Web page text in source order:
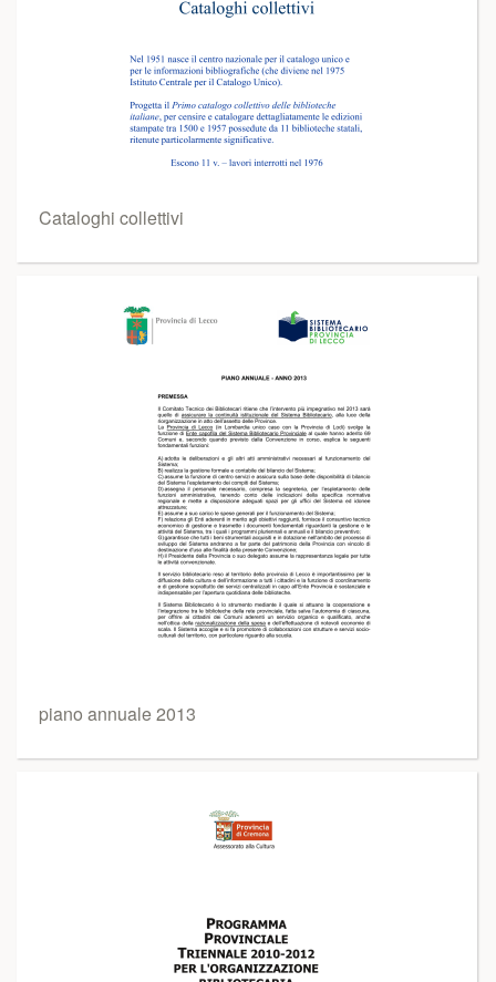
Cataloghi collettivi
piano annuale 2013